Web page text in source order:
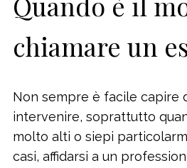
chiamare un
Non sempre è facile capire
intervenire, soprattutto
molto alti o siepi
casi, affidarsi a un